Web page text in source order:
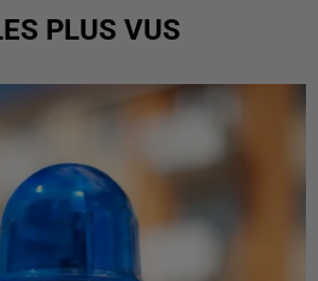
PLUS VUS